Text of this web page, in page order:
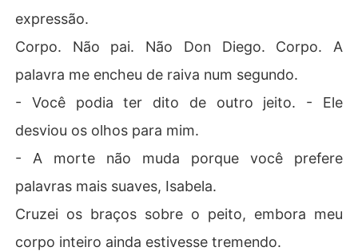
expressão.
Corpo. Não pai. Não Don Diego. Corpo. A
palavra me encheu de raiva num segundo.
- Você podia ter dito de outro jeito. - Ele
desviou os olhos para mim.
- A morte não muda porque você prefere
palavras mais suaves, Isabela.
Cruzei os braços sobre o peito, embora meu
corpo inteiro ainda estivesse tremendo.